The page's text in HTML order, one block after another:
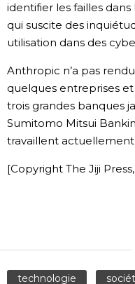
identifier les failles
qui suscite des
utilisation dans des
Anthropic n’a pas
quelques entreprises
trois grandes banques
Sumitomo Mitsui
travaillent
[Copyright The Jiji
technologie